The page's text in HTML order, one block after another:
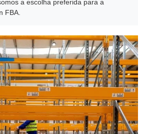
a escolha preferida para a
FBA.